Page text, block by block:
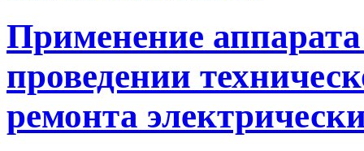
Применение
проведении
ремонта